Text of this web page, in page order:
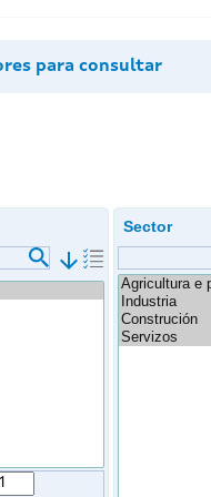
para consultar
arrow_downward
Sector